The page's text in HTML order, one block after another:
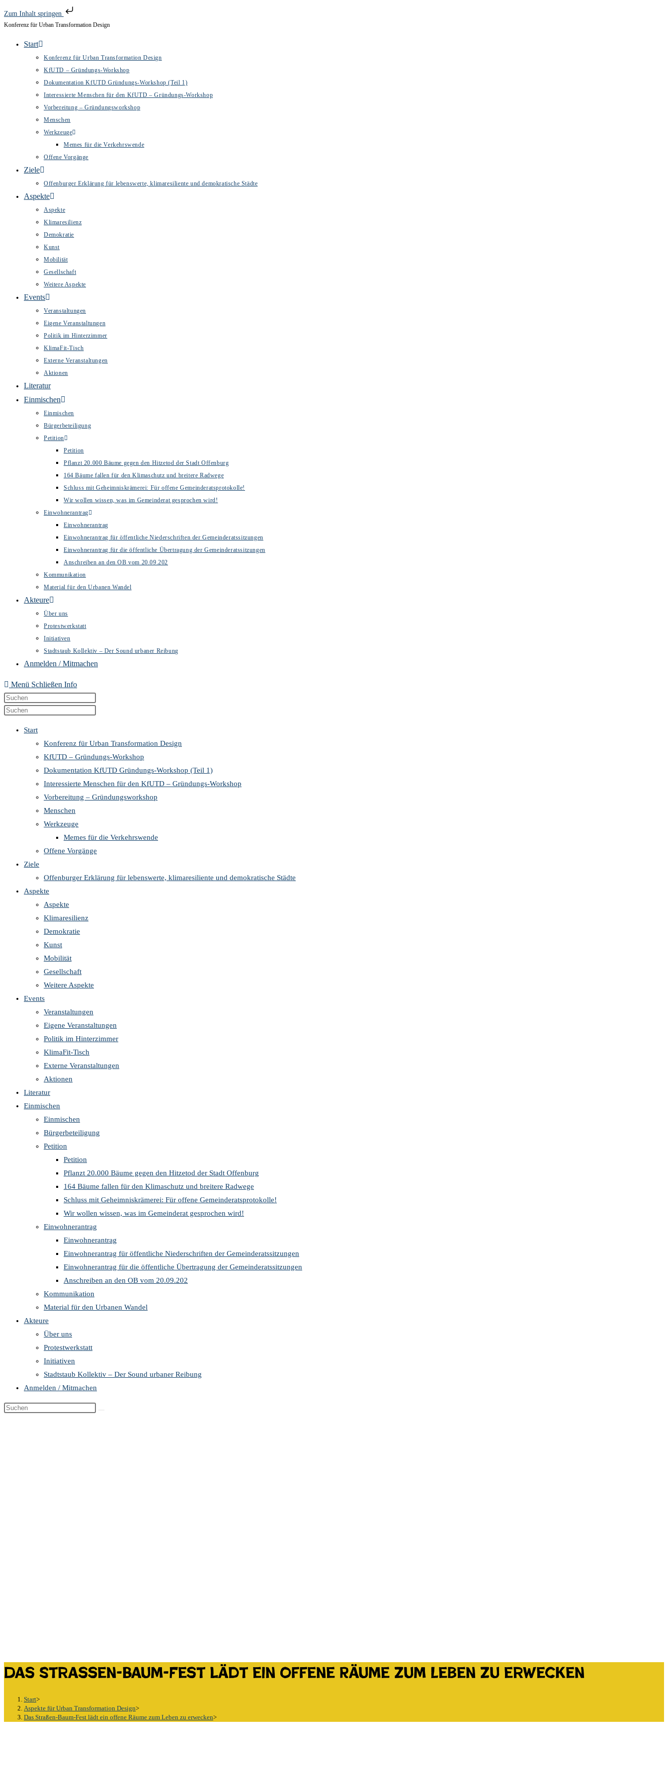
Zum Inhalt springen
Zum
Konferenz für Urban Transformation Design
Start
Konferenz für Urban Transformation Design
KfUTD – Gründungs-Workshop
Dokumentation KfUTD Gründungs-Workshop (Teil 1)
Interessierte Menschen für den KfUTD – Gründungs-Workshop
Vorbereitung – Gründungsworkshop
Menschen
Werkzeuge
Memes für die Verkehrswende
Offene Vorgänge
Ziele
Offenburger Erklärung für lebenswerte, klimaresiliente und demokratische Städte
Aspekte
Aspekte
Klimaresilienz
Demokratie
Kunst
Mobilität
Gesellschaft
Weitere Aspekte
Events
Veranstaltungen
Eigene Veranstaltungen
Politik im Hinterzimmer
KlimaFit-Tisch
Externe Veranstaltungen
Aktionen
Literatur
Einmischen
Einmischen
Bürgerbeteiligung
Petition
Petition
Pflanzt 20.000 Bäume gegen den Hitzetod der Stadt Offenburg
164 Bäume fallen für den Klimaschutz und breitere Radwege
Schluss mit Geheimniskrämerei: Für offene Gemeinderatsprotokolle!
Wir wollen wissen, was im Gemeinderat gesprochen wird!
Einwohnerantrag
Einwohnerantrag
Einwohnerantrag für öffentliche Niederschriften der Gemeinderatssitzungen
Einwohnerantrag für die öffentliche Übertragung der Gemeinderatssitzungen
Anschreiben an den OB vom 20.09.202
Kommunikation
Material für den Urbanen Wandel
Akteure
Über uns
Protestwerkstatt
Initiativen
Stadtstaub Kollektiv – Der Sound urbaner Reibung
Anmelden / Mitmachen
Menü Schließen Info
Diese
Website
the
search
panel.
close
the
search
panel.
Start
Konferenz für Urban Transformation Design
KfUTD – Gründungs-Workshop
Dokumentation KfUTD Gründungs-Workshop (Teil 1)
Interessierte Menschen für den KfUTD – Gründungs-Workshop
Vorbereitung – Gründungsworkshop
Menschen
Werkzeuge
Memes für die Verkehrswende
Offene Vorgänge
Ziele
Offenburger Erklärung für lebenswerte, klimaresiliente und demokratische Städte
Aspekte
Aspekte
Klimaresilienz
Demokratie
Kunst
Mobilität
Gesellschaft
Weitere Aspekte
Events
Veranstaltungen
Eigene Veranstaltungen
Politik im Hinterzimmer
KlimaFit-Tisch
Externe Veranstaltungen
Aktionen
Literatur
Einmischen
Einmischen
Bürgerbeteiligung
Petition
Petition
Pflanzt 20.000 Bäume gegen den Hitzetod der Stadt Offenburg
164 Bäume fallen für den Klimaschutz und breitere Radwege
Schluss mit Geheimniskrämerei: Für offene Gemeinderatsprotokolle!
Wir wollen wissen, was im Gemeinderat gesprochen wird!
Einwohnerantrag
Einwohnerantrag
Einwohnerantrag für öffentliche Niederschriften der Gemeinderatssitzungen
Einwohnerantrag für die öffentliche Übertragung der Gemeinderatssitzungen
Anschreiben an den OB vom 20.09.202
Kommunikation
Material für den Urbanen Wandel
Akteure
Über uns
Protestwerkstatt
Initiativen
Stadtstaub Kollektiv – Der Sound urbaner Reibung
Anmelden / Mitmachen
Diese
Das Straßen-Baum-Fest lädt ein offene Räume zum Leben zu erwecken
Start>
Aspekte für Urban Transformation Design>
Das Straßen-Baum-Fest lädt ein offene Räume zum Leben zu erwecken>